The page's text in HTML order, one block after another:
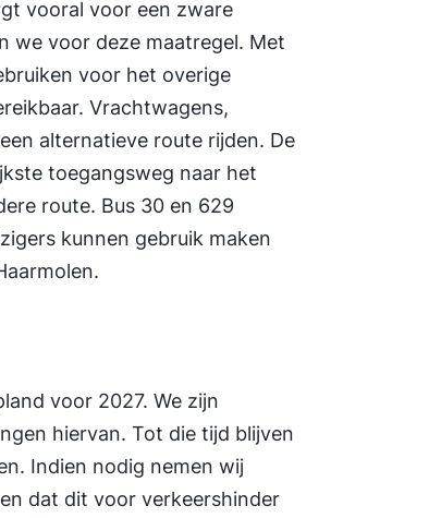
vooral voor een zware
we voor deze maatregel. Met
voor het overige
Vrachtwagens,
alternatieve route rijden. De
toegangsweg naar het
route. Bus 30 en 629
kunnen gebruik maken
voor 2027. We zijn
hiervan. Tot die tijd blijven
Indien nodig nemen wij
dat dit voor verkeershinder